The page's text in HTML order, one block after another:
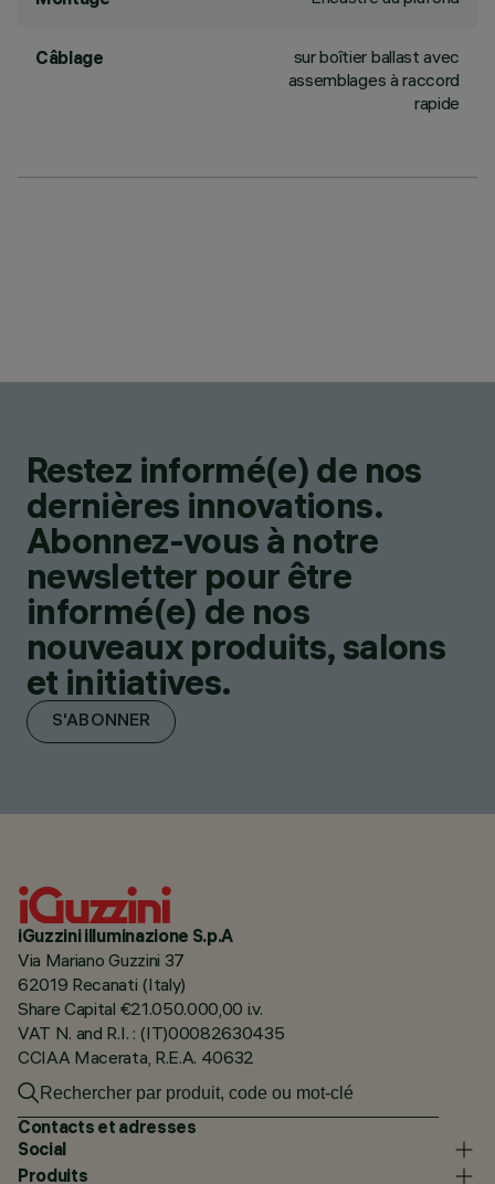
Câblage
sur boîtier ballast avec
assemblages à raccord
rapide
Restez informé(e) de nos
dernières innovations.
Abonnez-vous à notre
newsletter pour être
informé(e) de nos
nouveaux produits, salons
et initiatives.
S'ABONNER
iGuzzini illuminazione S.p.A
Via Mariano Guzzini 37
62019 Recanati (Italy)
Share Capital €21.050.000,00 i.v.
VAT N. and R.I. : (IT)00082630435
CCIAA Macerata, R.E.A. 40632
Contacts et adresses
Social
Produits